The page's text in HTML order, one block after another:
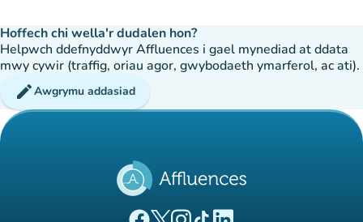
Hoffech chi wella'r dudalen hon?
Helpwch ddefnyddwyr Affluences i gael mynediad at ddata
mwy cywir (traffig, oriau agor, gwybodaeth ymarferol, ac ati).
editAwgrymu addasiad
(tab newydd)
(tab newydd)
(tab newydd)
(tab newydd)